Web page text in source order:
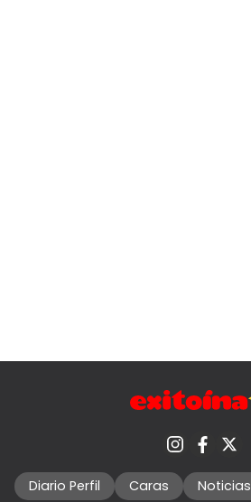
Diario Perfil Caras Noticias